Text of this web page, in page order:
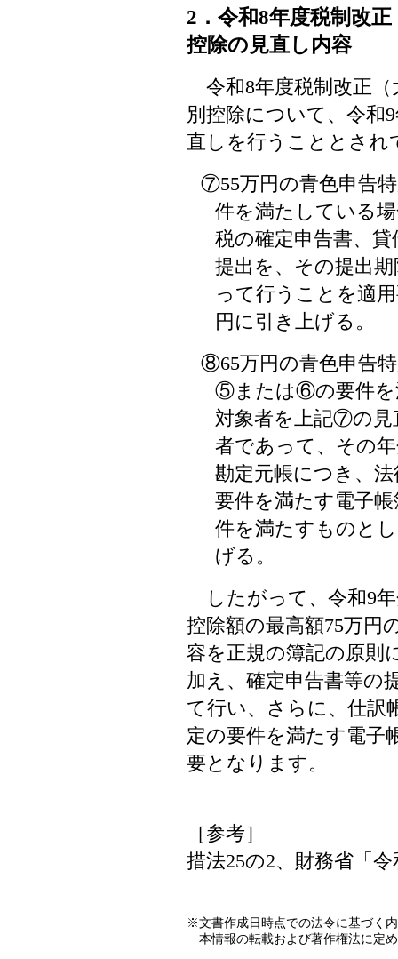
2．令和8年度税制改
控除の見直し内容
令和8年度税制改正（
別控除について、令和
直しを行うこととされ
⑦55万円の青色申告
件を満たしている
税の確定申告書、
提出を、その提出
って行うことを適
円に引き上げる。
⑧65万円の青色申告
⑤または⑥の要件を
対象者を上記⑦の見
者であって、その
勘定元帳につき、
要件を満たす電子
件を満たすものと
げる。
したがって、令和9
控除額の最高額75万円
容を正規の簿記の原則
加え、確定申告書等の
て行い、さらに、仕訳
定の要件を満たす電子
要となります。
［参考］
措法25の2、財務省「
※文書作成日時点での法令に基づく
本情報の転載および著作権法に定